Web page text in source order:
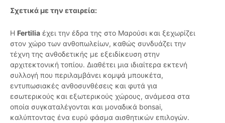
Σχετικά με την εταιρεία:
Η Fertilia έχει την έδρα της στο Μαρούσι και ξεχωρίζει
στον χώρο των ανθοπωλείων, καθώς συνδυάζει την
τέχνη της ανθοδετικής με εξειδίκευση στην
αρχιτεκτονική τοπίου. Διαθέτει μια ιδιαίτερα εκτενή
συλλογή που περιλαμβάνει κομψά μπουκέτα,
εντυπωσιακές ανθοσυνθέσεις και φυτά για
εσωτερικούς και εξωτερικούς χώρους, ανάμεσα στα
οποία συγκαταλέγονται και μοναδικά bonsai,
καλύπτοντας ένα ευρύ φάσμα αισθητικών επιλογών.